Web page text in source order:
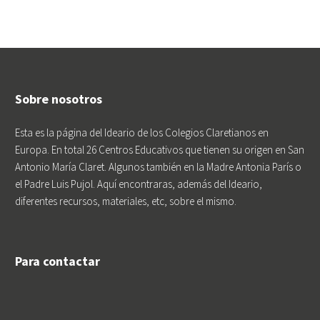
Sobre nosotros
Esta es la página del Ideario de los Colegios Claretianos en
Europa. En total 26 Centros Educativos que tienen su origen en San
Antonio María Claret. Algunos también en la Madre Antonia París o
el Padre Luis Pujol. Aquí encontraras, además del Ideario,
diferentes recursos, materiales, etc, sobre el mismo.
Para contactar